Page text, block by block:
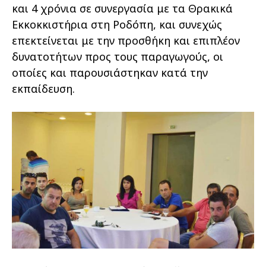
και 4 χρόνια σε συνεργασία με τα Θρακικά
Εκκοκκιστήρια στη Ροδόπη, και συνεχώς
επεκτείνεται με την προσθήκη και επιπλέον
δυνατοτήτων προς τους παραγωγούς, οι
οποίες και παρουσιάστηκαν κατά την
εκπαίδευση.